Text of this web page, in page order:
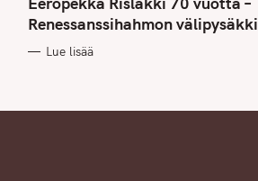
E
G
O
I
Renessanssihahmon välipysäkki
Lue lisää